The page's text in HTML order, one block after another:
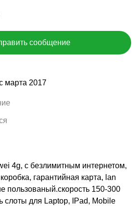
сообщение
марта 2017
4g, с безлимитным интернетом,
гарантийная карта, lan
пользованый.скорость 150-300
слоты для Laptop, IPad, Mobile